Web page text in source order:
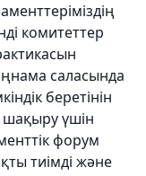
комитеттер
саласында
беретінін
үшін
форум
тиімді және